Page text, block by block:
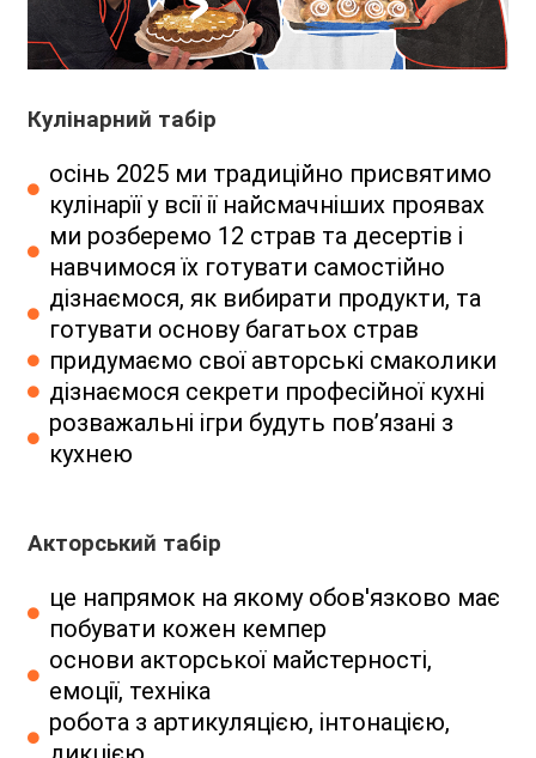
Кулінарний табір
осінь 2025 ми традиційно присвятимо
кулінарїї у всії ії найсмачніших проявах
ми розберемо 12 страв та десертів і
навчимося їх готувати самостійно
дізнаємося, як вибирати продукти, та
готувати основу багатьох страв
придумаємо свої авторські смаколики
дізнаємося секрети професійної кухні
розважальні ігри будуть пов’язані з
кухнею
Акторський табір
це напрямок на якому обов'язково має
побувати кожен кемпер
основи акторської майстерності,
емоції, техніка
робота з артикуляцією, інтонацією,